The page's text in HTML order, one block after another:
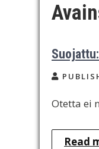
Otetta ei
Read